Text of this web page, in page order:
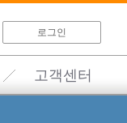
로그인
고객센터